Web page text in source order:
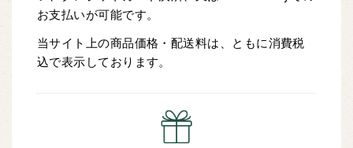
お支払いが可能です。
当サイト上の商品価格・配送料は、ともに消費税
込で表示しております。